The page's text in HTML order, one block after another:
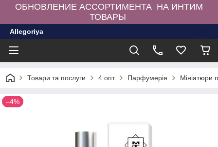
ОБНОВЛЕНИЕ АССОРТИМЕНТА НА ИНТИМ
ТОВАРЫ
Allegoriya
Товари та послуги 4 опт Парфумерія Мініатюри
–4%